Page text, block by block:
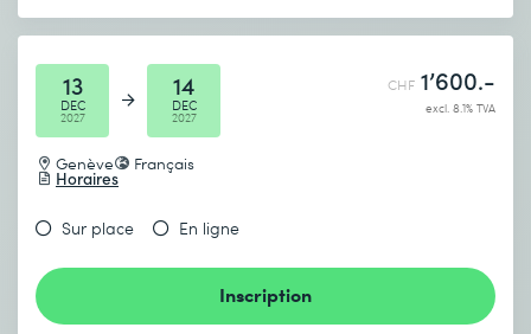
13
DEC
2027
14
DEC
2027
Genève Français
Horaires
CHF 1’600.-
excl. 8.1% TVA
Sur place En ligne
Inscription